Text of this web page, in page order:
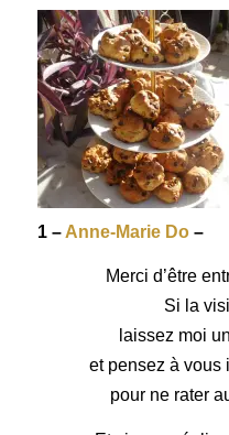
1 – Anne-Marie Do–
Merci d’être
Si la
laissez moi
et pensez à vous
pour ne rater